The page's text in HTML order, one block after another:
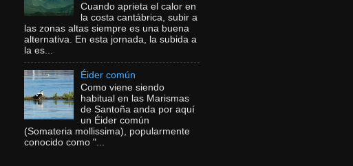
Cuando aprieta el calor en
la costa cantábrica, subir a
las zonas altas siempre es una buena
alternativa. En esta jornada, la subida a
la es...
Éider común
Como viene siendo
habitual en las Marismas
de Santoña anda por aquí
un Éider común
(Somateria mollissima), popularmente
conocido como "...